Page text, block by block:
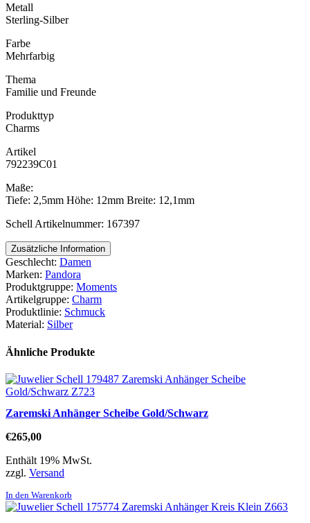
Metall
Sterling-Silber
Farbe
Mehrfarbig
Thema
Familie und Freunde
Produkttyp
Charms
Artikel
792239C01
Maße:
Tiefe: 2,5mm Höhe: 12mm Breite: 12,1mm
Schell Artikelnummer: 167397
Zusätzliche Information
Geschlecht: Damen
Marken: Pandora
Produktgruppe: Moments
Artikelgruppe: Charm
Produktlinie: Schmuck
Material: Silber
Ähnliche Produkte
Zaremski Anhänger Scheibe Gold/Schwarz
€265,00
Enthält 19% MwSt.
zzgl. Versand
In den Warenkorb